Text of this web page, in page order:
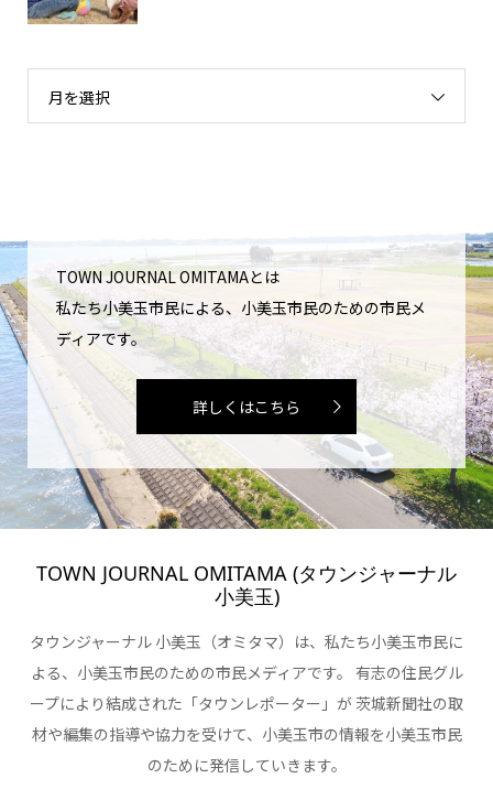
月を選択
TOWN JOURNAL OMITAMAとは
私たち小美玉市民による、小美玉市民のための市民メ
ディアです。
詳しくはこちら
TOWN JOURNAL OMITAMA (タウンジャーナル
小美玉)
タウンジャーナル 小美玉（オミタマ）は、私たち小美玉市民に
よる、小美玉市民のための市民メディアです。 有志の住民グル
ープにより結成された「タウンレポーター」が 茨城新聞社の取
材や編集の指導や協力を受けて、小美玉市の情報を小美玉市民
のために発信していきます。